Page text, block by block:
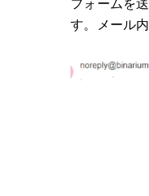
フォームを
す。メール